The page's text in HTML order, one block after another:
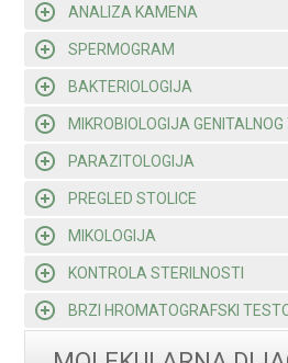
ANALIZA KAMENA
SPERMOGRAM
BAKTERIOLOGIJA
MIKROBIOLOGIJA
PARAZITOLOGIJA
PREGLED STOLICE
MIKOLOGIJA
KONTROLA STERILNOSTI
BRZI HROMATOGRAFSKI